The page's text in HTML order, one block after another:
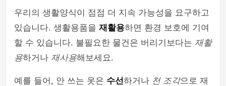
우리의 생활양식이 점점 더 지속 가능성을 요구하고
있습니다. 생활용품을 재활용하면 환경 보호에 기여
할 수 있습니다. 불필요한 물건은 버리기보다는 재활
용하거나 재사용해보세요.
예를 들어, 안 쓰는 옷은 수선하거나 천 조각으로 재